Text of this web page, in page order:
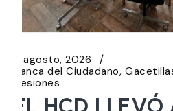
6 agosto, 2026
Banca del Ciudadano
Sesiones